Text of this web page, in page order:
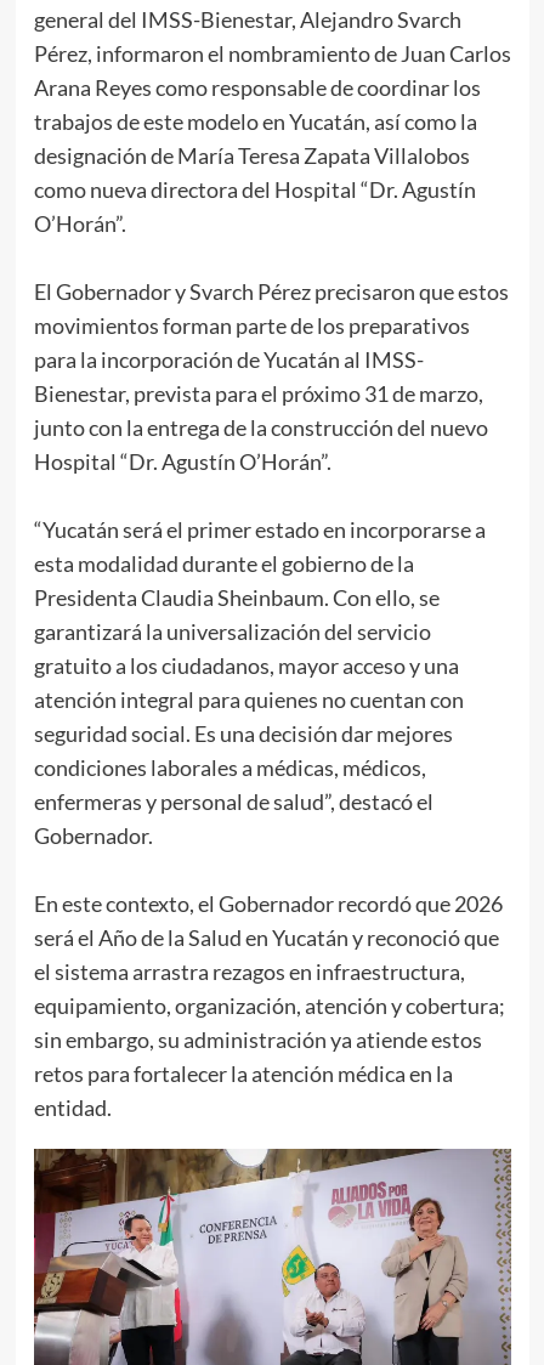
general del IMSS-Bienestar, Alejandro Svarch
Pérez, informaron el nombramiento de Juan Carlos
Arana Reyes como responsable de coordinar los
trabajos de este modelo en Yucatán, así como la
designación de María Teresa Zapata Villalobos
como nueva directora del Hospital “Dr. Agustín
O’Horán”.
El Gobernador y Svarch Pérez precisaron que estos
movimientos forman parte de los preparativos
para la incorporación de Yucatán al IMSS-
Bienestar, prevista para el próximo 31 de marzo,
junto con la entrega de la construcción del nuevo
Hospital “Dr. Agustín O’Horán”.
“Yucatán será el primer estado en incorporarse a
esta modalidad durante el gobierno de la
Presidenta Claudia Sheinbaum. Con ello, se
garantizará la universalización del servicio
gratuito a los ciudadanos, mayor acceso y una
atención integral para quienes no cuentan con
seguridad social. Es una decisión dar mejores
condiciones laborales a médicas, médicos,
enfermeras y personal de salud”, destacó el
Gobernador.
En este contexto, el Gobernador recordó que 2026
será el Año de la Salud en Yucatán y reconoció que
el sistema arrastra rezagos en infraestructura,
equipamiento, organización, atención y cobertura;
sin embargo, su administración ya atiende estos
retos para fortalecer la atención médica en la
entidad.